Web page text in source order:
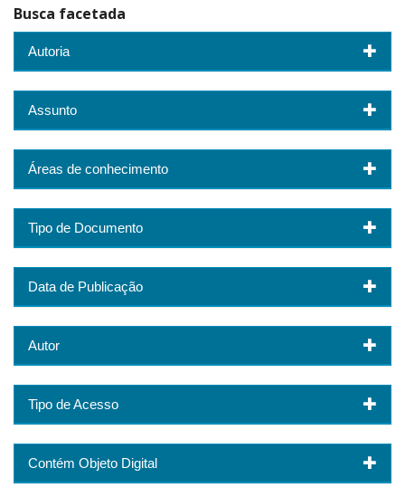
Busca facetada
Autoria
Assunto
Áreas de conhecimento
Tipo de Documento
Data de Publicação
Autor
Tipo de Acesso
Contém Objeto Digital